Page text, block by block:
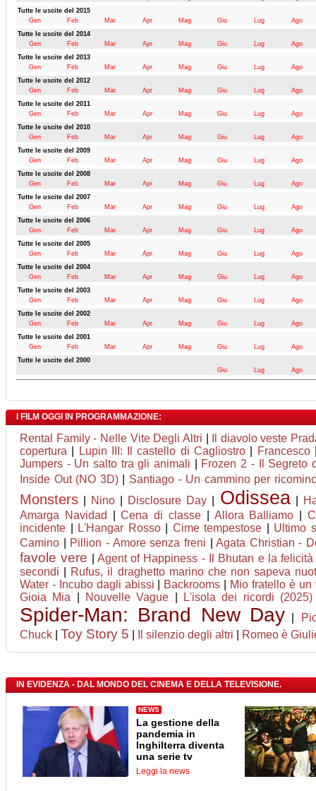
Tutte le uscite del 2015
Gen
Feb Mar Apr Mag Giu Lug
Ago
Tutte le uscite del 2014
Gen
Feb Mar Apr Mag Giu Lug
Ago
Tutte le uscite del 2013
Gen
Feb Mar Apr Mag Giu Lug
Ago
Tutte le uscite del 2012
Gen
Feb Mar Apr Mag Giu Lug
Ago
Tutte le uscite del 2011
Gen
Feb Mar Apr Mag Giu Lug
Ago
Tutte le uscite del 2010
Gen
Feb Mar Apr Mag Giu Lug
Ago
Tutte le uscite del 2009
Gen
Feb Mar Apr Mag Giu Lug
Ago
Tutte le uscite del 2008
Gen
Feb Mar Apr Mag Giu Lug
Ago
Tutte le uscite del 2007
Gen
Feb Mar Apr Mag Giu Lug
Ago
Tutte le uscite del 2006
Gen
Feb Mar Apr Mag Giu Lug
Ago
Tutte le uscite del 2005
Gen
Feb Mar Apr Mag Giu Lug
Ago
Tutte le uscite del 2004
Gen
Feb Mar Apr Mag Giu Lug
Ago
Tutte le uscite del 2003
Gen
Feb Mar Apr Mag Giu Lug
Ago
Tutte le uscite del 2002
Gen
Feb Mar Apr Mag Giu Lug
Ago
Tutte le uscite del 2001
Gen
Feb Mar Apr Mag Giu Lug
Ago
Tutte le uscite del 2000
Giu
Lug Ago
I FILM OGGI IN PROGRAMMAZIONE:
Rental Family - Nelle Vite Degli Altri
Il diavolo veste
copertura
Lupin III: Il castello di Cagliostro| Francesco
Jumpers - Un salto tra gli animali
Frozen 2 - Il Segreto
Inside Out (NO 3D)| Santiago - Un cammino per
Monsters Nino Disclosure Day Odissea|
Amarga Navidad
|Cena di classe| Allora Balliamo
incidente
L'Hangar Rosso| Cime tempestose
Ultimo
Camino
Pillion - Amore senza freni |Agata Christian -
favole vere Agent of Happiness - Il Bhutan e la felicità
secondi
Rufus, il draghetto marino che non sapeva
Water - Incubo dagli abissi
Backrooms
Mio fratello è un
Gioia Mia
Nouvelle Vague L'isola dei ricordi (2025)
Spider-Man: Brand New Day
Chuck
Toy Story 5 Il silenzio degli altri Romeo è
IN EVIDENZA - DAL MONDO DEL CINEMA E DELLA TELEVISIONE.
NEWS
La gestione della
pandemia in
Inghilterra diventa
una serie tv
Leggi la news